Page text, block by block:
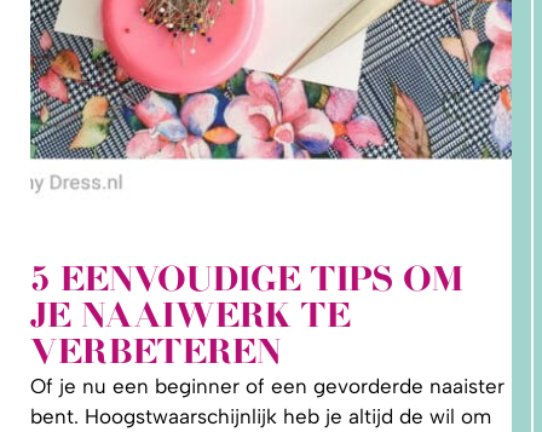
5 EENVOUDIGE TIPS OM
JE NAAIWERK TE
VERBETEREN
Of je nu een beginner of een gevorderde naaister
bent. Hoogstwaarschijnlijk heb je altijd de wil om